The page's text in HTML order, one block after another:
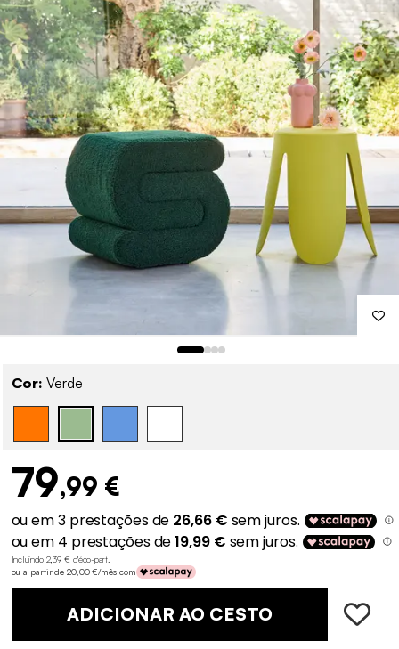
Cor: Verde
79,99 €
Incluindo 2,39 € d'éco-part.
ou a partir de 20,00 €/mês com
ADICIONAR AO CESTO